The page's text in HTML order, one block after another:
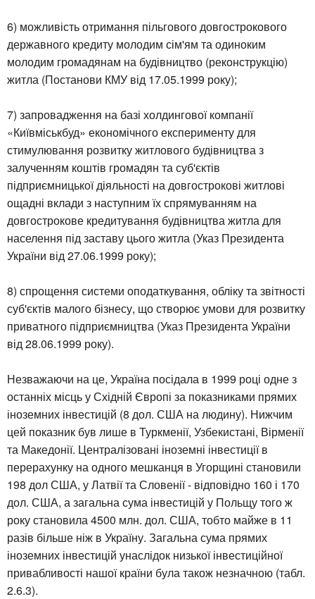
6) можливість отримання пільгового довгострокового
державного кредиту молодим сім'ям та одиноким
молодим громадянам на будівництво (реконструкцію)
житла (Постанови КМУ від 17.05.1999 року);
7) запровадження на базі холдингової компанії
«Київміськбуд» економічного експерименту для
стимулювання розвитку житлового будівництва з
залученням коштів громадян та суб'єктів
підприємницької діяльності на довгострокові житлові
ощадні вклади з наступним їх спрямуванням на
довгострокове кредитування будівництва житла для
населення під заставу цього житла (Указ Президента
України від 27.06.1999 року);
8) спрощення системи оподаткування, обліку та звітності
суб'єктів малого бізнесу, що створює умови для розвитку
приватного підприємництва (Указ Президента України
від 28.06.1999 року).
Незважаючи на це, Україна посідала в 1999 році одне з
останніх місць у Східній Європі за показниками прямих
іноземних інвестицій (8 дол. США на людину). Нижчим
цей показник був лише в Туркменії, Узбекистані, Вірменії
та Македонії. Централізовані іноземні інвестиції в
перерахунку на одного мешканця в Угорщині становили
198 дол США, у Латвії та Словенії - відповідно 160 і 170
дол. США, а загальна сума інвестицій у Польщу того ж
року становила 4500 млн. дол. США, тобто майже в 11
разів більше ніж в Україну. Загальна сума прямих
іноземних інвестицій унаслідок низької інвестиційної
привабливості нашої країни була також незначною (табл.
2.6.3).